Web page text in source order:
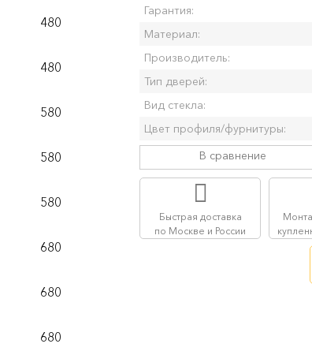
480
480
580
580
580
680
680
680
Гарантия:
Материал:
Производитель:
Тип дверей:
Вид стекла:
Цвет профиля/фурнитуры:
В сравнение
Быстрая доставка
по Москве и России